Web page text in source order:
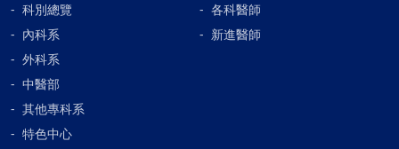
科別總覽
內科系
外科系
中醫部
其他專科系
特色中心
各科醫師
新進醫師